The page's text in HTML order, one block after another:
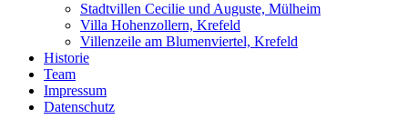
Stadtvillen Cecilie und Auguste, Mülheim
Villa Hohenzollern, Krefeld
Villenzeile am Blumenviertel, Krefeld
Historie
Team
Impressum
Datenschutz